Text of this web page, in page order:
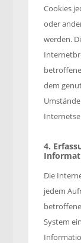
Cookies
oder
werden.
dem
4.
Die
jedem
System